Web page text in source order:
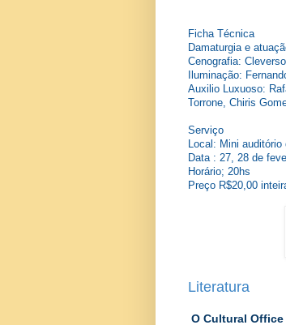
Ficha Técnica
Damaturgia e
Cenografia:
Iluminação:
Auxilio Luxuoso:
Torrone, Chiris
Serviço
Local: Mini auditório
Data : 27, 28 de
Horário; 20hs
Preço R$20,00
Literatura
O Cultural